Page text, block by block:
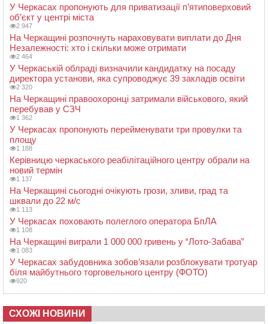
У Черкасах пропонують для приватизації п’ятиповерховий
об’єкт у центрі міста
2 947
На Черкащині розпочнуть нараховувати виплати до Дня
Незалежності: хто і скільки може отримати
2 464
У Черкаській облраді визначили кандидатку на посаду
директора установи, яка супроводжує 39 закладів освіти
2 320
На Черкащині правоохоронці затримали військового, який
перебував у СЗЧ
1 362
У Черкасах пропонують перейменувати три провулки та
площу
1 188
Керівницю черкаського реабілітаційного центру обрали на
новий термін
1 137
На Черкащині сьогодні очікують грози, зливи, град та
шквали до 22 м/с
1 113
У Черкасах поховають полеглого оператора БпЛА
1 108
На Черкащині виграли 1 000 000 гривень у “Лото-Забава”
1 083
У Черкасах забудовника зобов’язали розблокувати тротуар
біля майбутнього торговельного центру (ФОТО)
920
СХОЖІ НОВИНИ